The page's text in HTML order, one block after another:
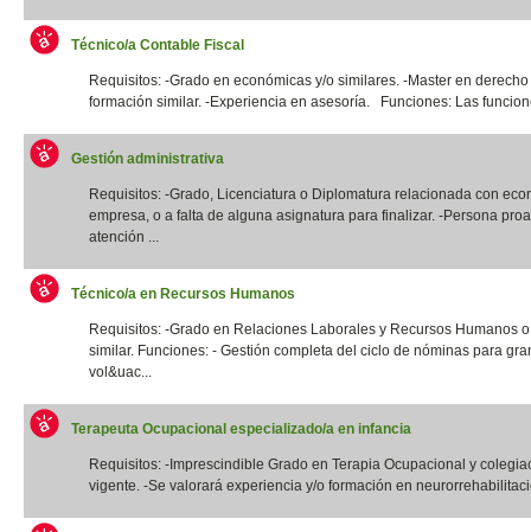
Técnico/a Contable Fiscal
Requisitos: -Grado en económicas y/o similares. -Master en
formación similar. -Experiencia en asesoría. Funciones: Las
Gestión administrativa
Requisitos: -Grado, Licenciatura o Diplomatura relacionada con
empresa, o a falta de alguna asignatura para finalizar. -Persona
atención ...
Técnico/a en Recursos Humanos
Requisitos: -Grado en Relaciones Laborales y Recursos Humanos
similar. Funciones: - Gestión completa del ciclo de nóminas para
vol&uac...
Terapeuta Ocupacional especializado/a en infancia
Requisitos: -Imprescindible Grado en Terapia Ocupacional y
vigente. -Se valorará experiencia y/o formación en